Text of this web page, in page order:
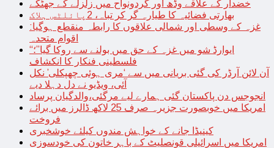
خضدار کے علاقے وڈھ اور گردونواح میں زلزلے کے جھٹکے
بھارتی فضائیہ کا طیارہ گر کر تباہ، 2پائلٹس ہلاک
غزہ کے وسطی اور شمالی علاقوں کا رابطہ منقطع ہوگیا:
اقوام متحدہ
“ایوارڈ شو میں غزہ کے حق میں بولنے سے روکا گیا”؛
فلسطینی فنکار کا انکشاف
آن لائن آرڈر کی گئی بریانی میں سے ‘مری ہوئی چھپکلی’ نکل
آئی، ویڈیو نے دل دہلا دیے
انجوجس دن پاکستان گئی ہمارے لیے مرگئی،والدگیان پرساد
امریکا میں خوبصورت جزیرہ صرف 25 لاکھ ڈالرز میں برائے
فروخت
کینیڈا جانے کے خواہش مندوں کیلئے خوشخبری
امریکا میں اسرائیلی قونصلیٹ کے باہر خاتون کی خودسوزی